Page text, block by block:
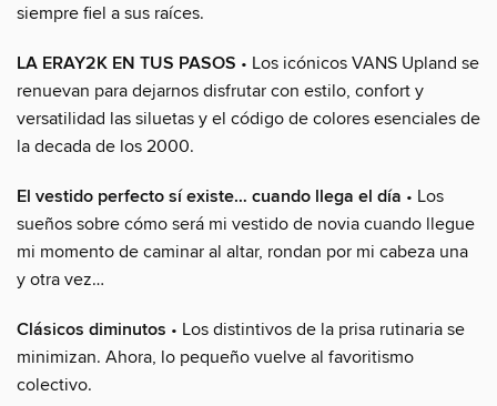
siempre fiel a sus raíces.
LA ERAY2K EN TUS PASOS • Los icónicos VANS Upland se
renuevan para dejarnos disfrutar con estilo, confort y
versatilidad las siluetas y el código de colores esenciales de
la decada de los 2000.
El vestido perfecto sí existe… cuando llega el día • Los
sueños sobre cómo será mi vestido de novia cuando llegue
mi momento de caminar al altar, rondan por mi cabeza una
y otra vez…
Clásicos diminutos • Los distintivos de la prisa rutinaria se
minimizan. Ahora, lo pequeño vuelve al favoritismo
colectivo.